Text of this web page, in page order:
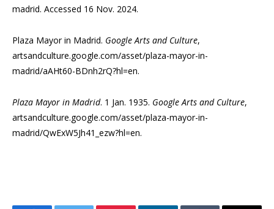
madrid. Accessed 16 Nov. 2024.
Plaza Mayor in Madrid. Google Arts and Culture,
artsandculture.google.com/asset/plaza-mayor-in-
madrid/aAHt60-BDnh2rQ?hl=en.
Plaza Mayor in Madrid. 1 Jan. 1935. Google Arts and Culture,
artsandculture.google.com/asset/plaza-mayor-in-
madrid/QwExW5Jh41_ezw?hl=en.